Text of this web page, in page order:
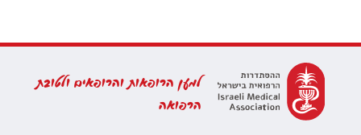
למען הרופאות והרופאים ולטובת
הרפואה